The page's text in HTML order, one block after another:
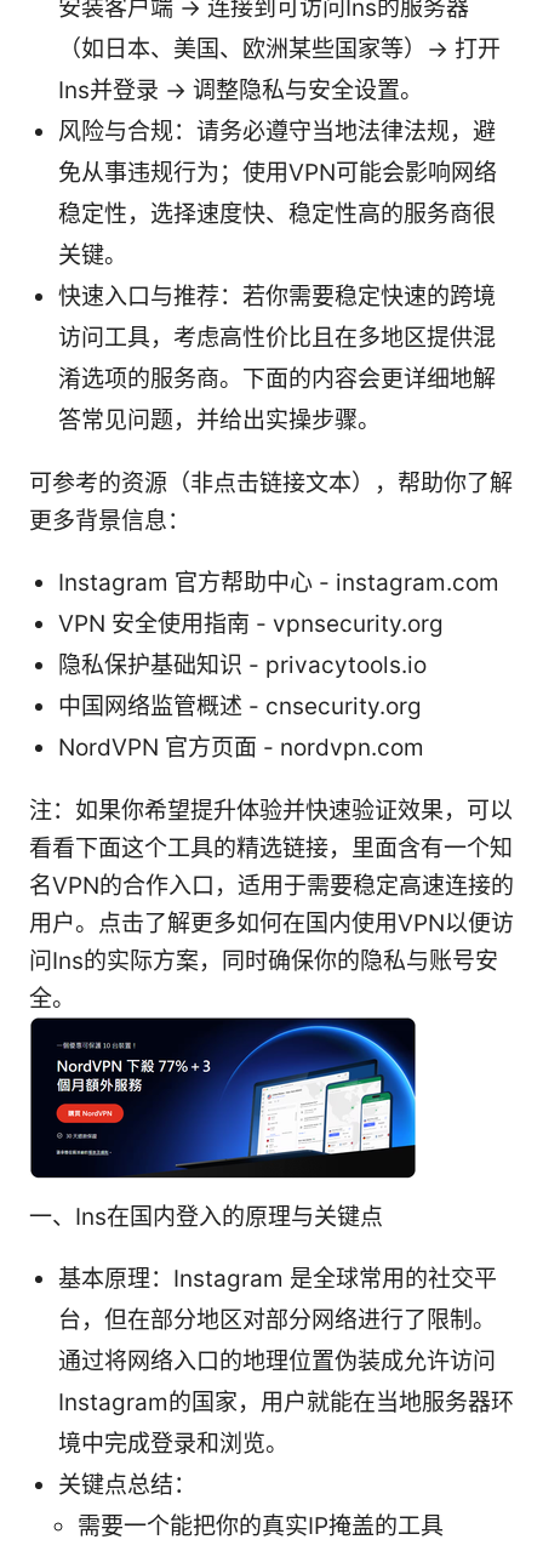
安装客户端 → 连接到可访问Ins的服务器
（如日本、美国、欧洲某些国家等）→ 打开
Ins并登录 → 调整隐私与安全设置。
风险与合规：请务必遵守当地法律法规，避
免从事违规行为；使用VPN可能会影响网络
稳定性，选择速度快、稳定性高的服务商很
关键。
快速入口与推荐：若你需要稳定快速的跨境
访问工具，考虑高性价比且在多地区提供混
淆选项的服务商。下面的内容会更详细地解
答常见问题，并给出实操步骤。
可参考的资源（非点击链接文本），帮助你了解
更多背景信息：
Instagram 官方帮助中心 - instagram.com
VPN 安全使用指南 - vpnsecurity.org
隐私保护基础知识 - privacytools.io
中国网络监管概述 - cnsecurity.org
NordVPN 官方页面 - nordvpn.com
注：如果你希望提升体验并快速验证效果，可以
看看下面这个工具的精选链接，里面含有一个知
名VPN的合作入口，适用于需要稳定高速连接的
用户。点击了解更多如何在国内使用VPN以便访
问Ins的实际方案，同时确保你的隐私与账号安
全。
一、Ins在国内登入的原理与关键点
基本原理：Instagram 是全球常用的社交平
台，但在部分地区对部分网络进行了限制。
通过将网络入口的地理位置伪装成允许访问
Instagram的国家，用户就能在当地服务器环
境中完成登录和浏览。
关键点总结：
需要一个能把你的真实IP掩盖的工具